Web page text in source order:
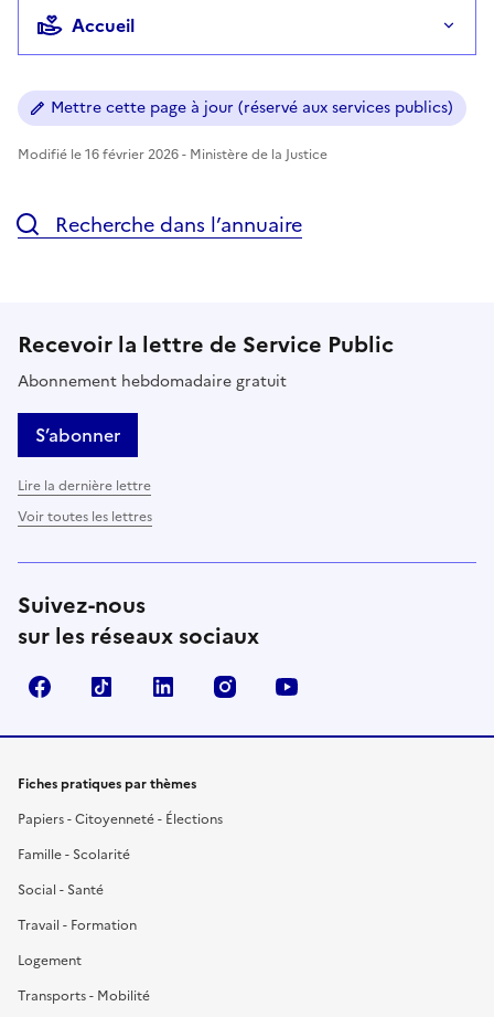
Accueil
Mettre cette page à jour (réservé aux services publics)
Modifié le 16 février 2026 - Ministère de la Justice
Recherche dans l’annuaire
Recevoir la lettre de Service Public
Abonnement hebdomadaire gratuit
S’abonner
Lire la dernière lettre
Voir toutes les lettres
Suivez-nous
sur les réseaux sociaux
FacebookTikTok LinkedIn Instagram
Fiches pratiques par thèmes
Papiers - Citoyenneté - Élections
Famille - Scolarité
Social - Santé
Travail - Formation
Logement
Transports - Mobilité